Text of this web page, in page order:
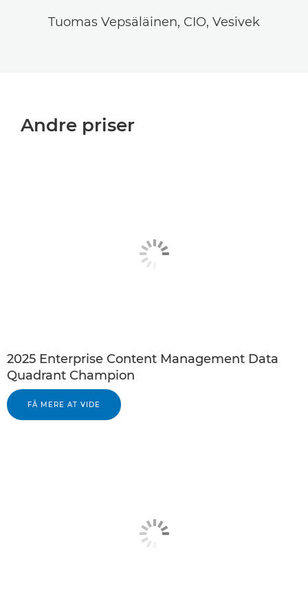
Tuomas Vepsäläinen, CIO, Vesivek
Andre priser
2025 Enterprise Content Management Data
Quadrant Champion
FÅ MERE AT VIDE